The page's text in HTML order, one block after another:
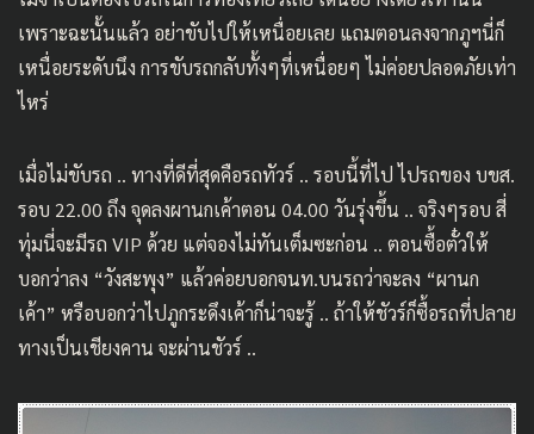
เพราะฉะนั้นแล้ว อย่าขับไปให้เหนื่อยเลย แถมตอนลงจากภูฯนี่ก็
เหนื่อยระดับนึง การขับรถกลับทั้งๆที่เหนื่อยๆ ไม่ค่อยปลอดภัยเท่า
ไหร่
เมื่อไม่ขับรถ .. ทางที่ดีที่สุดคือรถทัวร์ .. รอบนี้ที่ไป ไปรถของ บขส.
รอบ 22.00 ถึง จุดลงผานกเค้าตอน 04.00 วันรุ่งขึ้น .. จริงๆรอบ สี่
ทุ่มนี่จะมีรถ VIP ด้วย แต่จองไม่ทันเต็มซะก่อน .. ตอนซื้อตั๋วให้
บอกว่าลง “วังสะพุง” แล้วค่อยบอกจนท.บนรถว่าจะลง “ผานก
เค้า” หรือบอกว่าไปภูกระดึงเค้าก็น่าจะรู้ .. ถ้าให้ชัวร์ก็ซื้อรถที่ปลาย
ทางเป็นเชียงคาน จะผ่านชัวร์ ..